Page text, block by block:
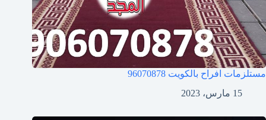
مستلزمات افراح بالكويت 96070878
15 مارس، 2023